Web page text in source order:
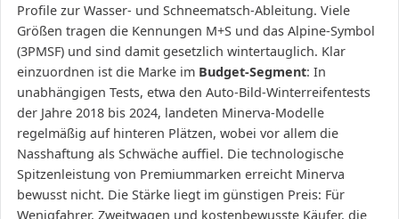
Profile zur Wasser- und Schneematsch-Ableitung. Viele
Größen tragen die Kennungen M+S und das Alpine-Symbol
(3PMSF) und sind damit gesetzlich wintertauglich. Klar
einzuordnen ist die Marke im Budget-Segment: In
unabhängigen Tests, etwa den Auto-Bild-Winterreifentests
der Jahre 2018 bis 2024, landeten Minerva-Modelle
regelmäßig auf hinteren Plätzen, wobei vor allem die
Nasshaftung als Schwäche auffiel. Die technologische
Spitzenleistung von Premiummarken erreicht Minerva
bewusst nicht. Die Stärke liegt im günstigen Preis: Für
Wenigfahrer, Zweitwagen und kostenbewusste Käufer, die